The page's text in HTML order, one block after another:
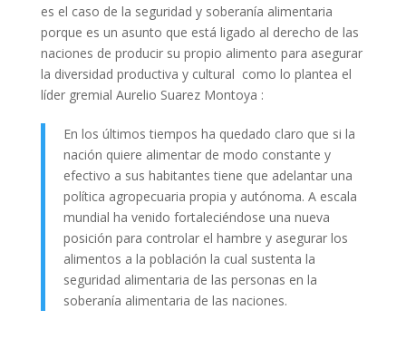
es el caso de la seguridad y soberanía alimentaria
porque es un asunto que está ligado al derecho de las
naciones de producir su propio alimento para asegurar
la diversidad productiva y cultural como lo plantea el
líder gremial Aurelio Suarez Montoya :
En los últimos tiempos ha quedado claro que si la
nación quiere alimentar de modo constante y
efectivo a sus habitantes tiene que adelantar una
política agropecuaria propia y autónoma. A escala
mundial ha venido fortaleciéndose una nueva
posición para controlar el hambre y asegurar los
alimentos a la población la cual sustenta la
seguridad alimentaria de las personas en la
soberanía alimentaria de las naciones.